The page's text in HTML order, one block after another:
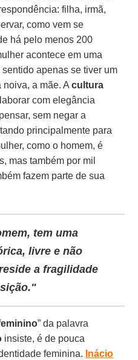
filha, irmã,
como vem se
há pelo menos 200
acontece em uma
apenas se tiver um
noiva, a mãe. Acultura
com elegância
sem negar a
principalmente para
como o homem, é
mas também por mil
fazem parte de sua
tem uma
livre e não
a fragilidade
” da palavra
insiste, é de pouca
feminina. Inácio